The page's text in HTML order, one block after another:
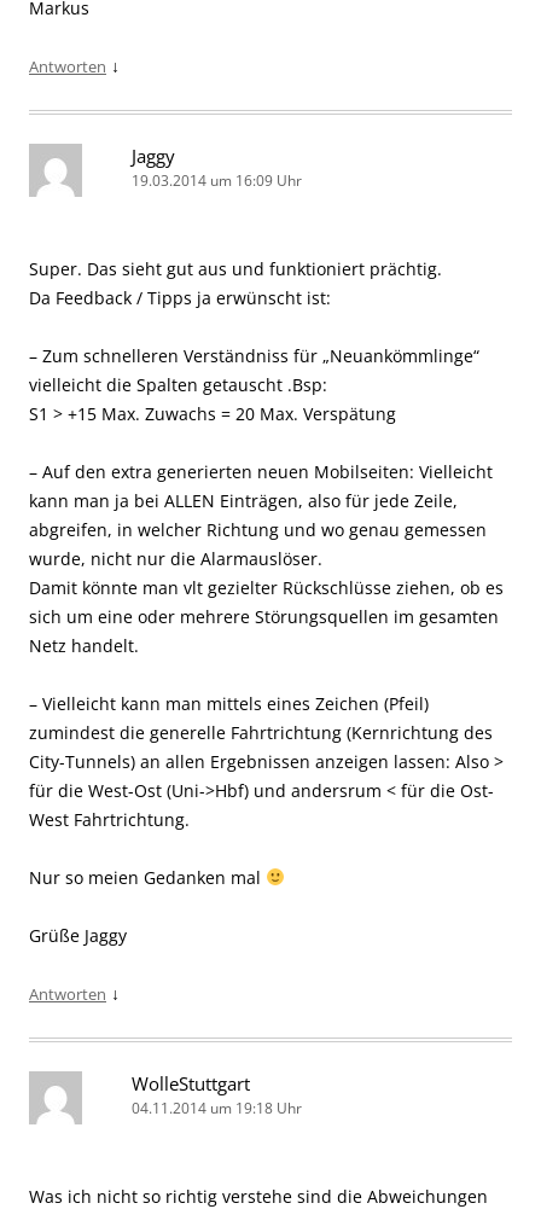
Markus
Antworten ↓
Jaggy
19.03.2014 um 16:09 Uhr
Super. Das sieht gut aus und funktioniert prächtig.
Da Feedback / Tipps ja erwünscht ist:
– Zum schnelleren Verständniss für „Neuankömmlinge“
vielleicht die Spalten getauscht .Bsp:
S1 > +15 Max. Zuwachs = 20 Max. Verspätung
– Auf den extra generierten neuen Mobilseiten: Vielleicht
kann man ja bei ALLEN Einträgen, also für jede Zeile,
abgreifen, in welcher Richtung und wo genau gemessen
wurde, nicht nur die Alarmauslöser.
Damit könnte man vlt gezielter Rückschlüsse ziehen, ob es
sich um eine oder mehrere Störungsquellen im gesamten
Netz handelt.
– Vielleicht kann man mittels eines Zeichen (Pfeil)
zumindest die generelle Fahrtrichtung (Kernrichtung des
City-Tunnels) an allen Ergebnissen anzeigen lassen: Also >
für die West-Ost (Uni->Hbf) und andersrum < für die Ost-
West Fahrtrichtung.
Nur so meien Gedanken mal
Grüße Jaggy
Antworten ↓
WolleStuttgart
04.11.2014 um 19:18 Uhr
Was ich nicht so richtig verstehe sind die Abweichungen